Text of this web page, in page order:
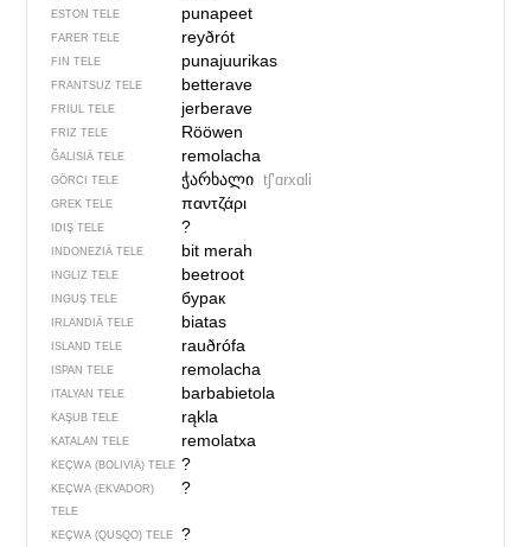
ESTON TELE punapeet
FARER TELE reyðrót
FIN TELE punajuurikas
FRANTSUZ TELE betterave
FRIUL TELE jerberave
FRIZ TELE Rööwen
ĞALISIÄ TELE remolacha
GÖRCI TELE ჭარხალი tʃʼɑrxɑli
GREK TELE παντζάρι
IDIŞ TELE ?
INDONEZIÄ TELE bit merah
INGLIZ TELE beetroot
INGUŞ TELE бурак
IRLANDIÄ TELE biatas
ISLAND TELE rauðrófa
ISPAN TELE remolacha
ITALYAN TELE barbabietola
KAŞUB TELE rąkla
KATALAN TELE remolatxa
KEÇWA (BOLIVIÄ) TELE ?
KEÇWA (EKVADOR)
TELE
?
KEÇWA (QUSQO) TELE ?